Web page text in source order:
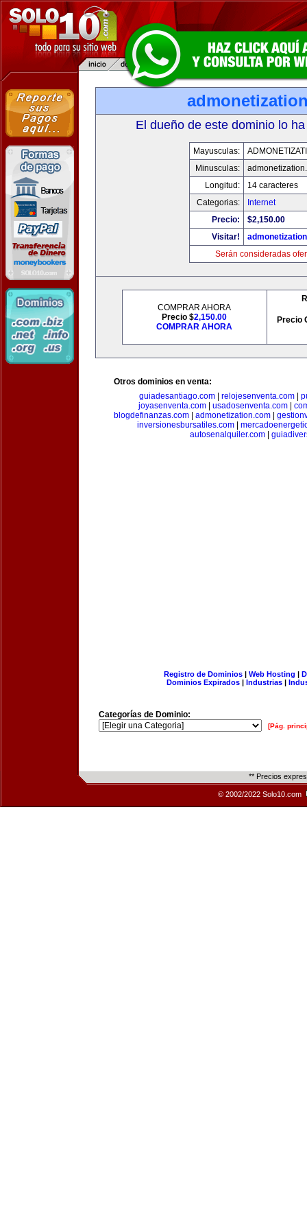
El dueño de este dominio lo
Mayusculas:
Minusculas:
Longitud:
14 caracteres
Categorias:
Internet
Precio:
$2,150.00
Visitar!
Serán consideradas
COMPRAR AHORA
Precio $2,150.00
COMPRAR AHORA
Precio
Otros dominios en venta:
guiadesantiago.com| relojesenventa.com|
joyasenventa.com
usadosenventa.com
blogdefinanzas.com
admonetization.com
inversionesbursatiles.com|
autosenalquiler.com|
Registro de Dominios| Web Hosting |
Dominios Expirados | Industrias |
Categorías de Dominio:
[Pág.
** Precios
© 2002/2022 Solo10.com